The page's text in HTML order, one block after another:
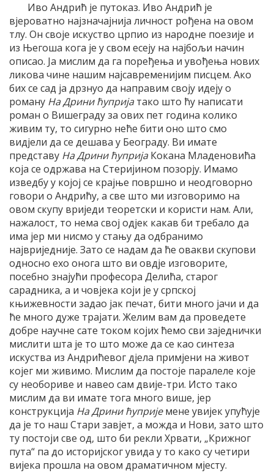
Иво Андрић је путоказ. Иво Андрић је
вјероватно најзначајнија личност рођена на овом
тлу. Он своје искуство црпио из народне поезије и
из Његоша кога је у свом есеју на најбољи начин
описао. Ја мислим да га поређења и увођења нових
ликова чине нашим најсавременијим писцем. Ако
бих се сад ја дрзнуо да направим своју идеју о
роману На Дрини ћупријатако што ћу написати
роман о Вишеграду за ових пет година колико
живим ту, то сигурно неће бити оно што смо
видјели да се дешава у Београду. Ви имате
представу На Дрини ћупријаКокана Младеновића
која се одржава на Стеријином позорју. Имамо
изведбу у којој се крајње површно и неодговорно
говори о Андрићу, а све што ми изговоримо на
овом скупу вриједи теоретски и користи нам. Али,
нажалост, то нема свој одјек какав би требало да
има јер ми нисмо у стању да одбранимо
највриједније. Зато се надам да ће овакви скупови
односно ехо онога што ви овдје изговорите,
посебно знајући професора Делића, старог
сарадника, а и човјека који је у српској
књижевности задао јак печат, бити много јачи и да
ће много дуже трајати. Желим вам да проведете
добре научне сате током којих ћемо сви заједнички
мислити шта је то што може да се као синтеза
искуства из Андрићевог дјела примјени на живот
којег ми живимо. Мислим да постоје паралеле које
су необориве и навео сам двије-три. Исто тако
мислим да ви имате тога много више, јер
конструкција На Дрини ћупријемене увијек упућује
да је то наш Стари завјет, а можда и Нови, зато што
ту постоји све од, што би рекли Хрвати, „Крижног
пута“ па до историјског увида у то како су четири
вијека прошла на овом драматичном мјесту.